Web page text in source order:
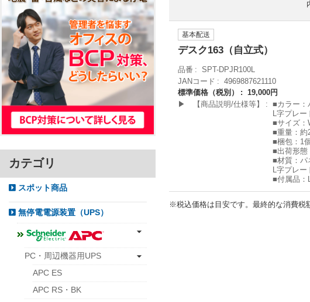
基本配送
デスク163（自立式）
品番
SPT-DPJR100L
JANコード
4969887621110
標準価格（税別）
19,000円
▶ 【商品説明/仕様等】
■カラー：
L字プレー
■サイズ：
■重量：約
■梱包：1
■出荷形態
■材質：パ
L字プレー
■付属品：
※税込価格は目安です。最終的な消費税
カテゴリ
スポット商品
無停電電源装置（UPS）
PC・周辺機器用UPS
APC ES
APC RS・BK